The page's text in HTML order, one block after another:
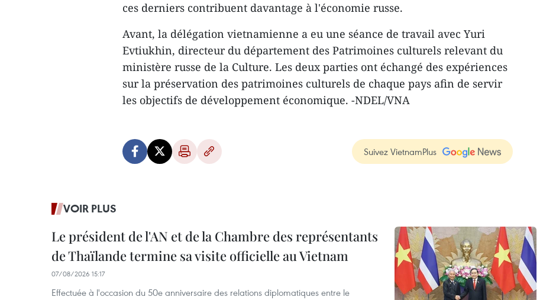
ces derniers contribuent davantage à l'économie russe.
Avant, la délégation vietnamienne a eu une séance de travail avec Yuri
Evtiukhin, directeur du département des Patrimoines culturels relevant du
ministère russe de la Culture. Les deux parties ont échangé des expériences
sur la préservation des patrimoines culturels de chaque pays afin de servir
les objectifs de développement économique. -NDEL/VNA
Suivez VietnamPlus
VOIR PLUS
Le président de l'AN et de la Chambre des représentants
de Thaïlande termine sa visite officielle au Vietnam
07/08/2026 15:17
Effectuée à l'occasion du 50e anniversaire des relations diplomatiques entre le